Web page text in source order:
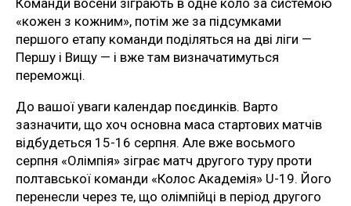
Команди восени зіграють в одне коло за системою
«кожен з кожним», потім же за підсумками
першого етапу команди поділяться на дві ліги —
Першу і Вищу — і вже там визначатимуться
переможці.
До вашої уваги календар поєдинків. Варто
зазначити, що хоч основна маса стартових матчів
відбудеться 15-16 серпня. Але вже восьмого
серпня «Олімпія» зіграє матч другого туру проти
полтавської команди «Колос Академія» U-19. Його
перенесли через те, що олімпійці в період другого